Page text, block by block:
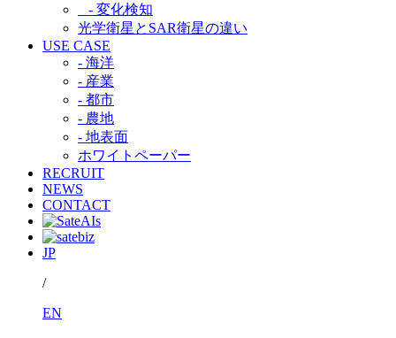
- 変化検知​
光学衛星とSAR衛星の違い​
USE CASE
- 海洋
- 産業
- 都市​
- 農地
- 地表面
ホワイトペーパー
RECRUIT
NEWS
CONTACT
JP
/
EN